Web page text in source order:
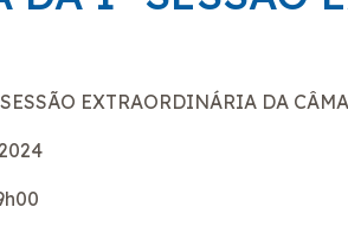
SESSÃO EXTRAORDINÁRIA DA